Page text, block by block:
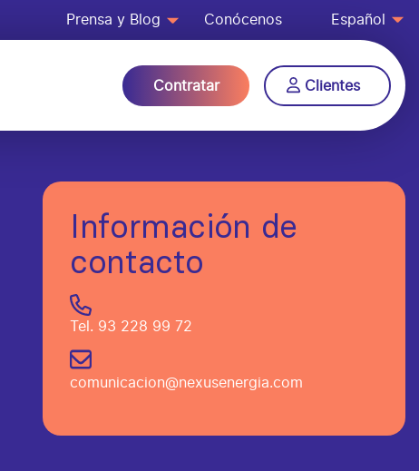
Prensa y Blog Conócenos Español
Contratar Clientes
Información de
contacto
Tel. 93 228 99 72
comunicacion@nexusenergia.com